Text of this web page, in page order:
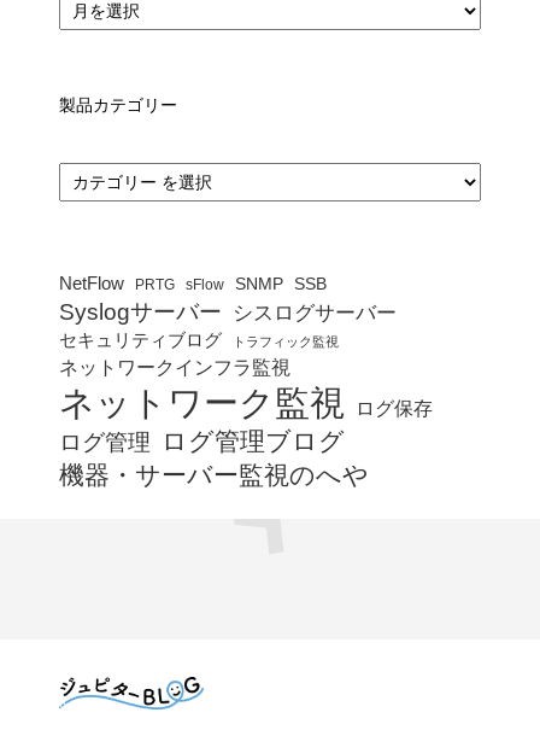
製品カテゴリー
カ
テ
ゴ
NetFlow PRTG sFlow SNMP SSB
Syslogサーバー シスログサーバー
セキュリティブログ トラフィック監視
ネットワークインフラ監視
ネットワーク監視 ログ保存
ログ管理
ログ管理ブログ
機器・サーバー監視のへや